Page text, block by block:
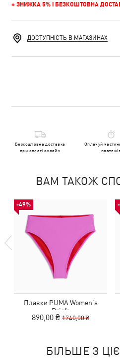
+ ЗНИЖКА 5% І БЕЗКОШТОВНА
ДОСТУПНІСТЬ В МАГАЗИНАХ
Безкоштовна доставка
при оплаті онлайн
Оплачуй
ВАМ ТАКОЖ
-49%
Плавки PUMA Women's
Briefs
890,00 ₴ 1740,00 ₴
БІЛЬШЕ З